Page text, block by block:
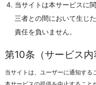
当サイトは本サービスに
三者との間において生じ
責任を負いません。
第10条（サービス内
当サイトは、ユーザーに通知する